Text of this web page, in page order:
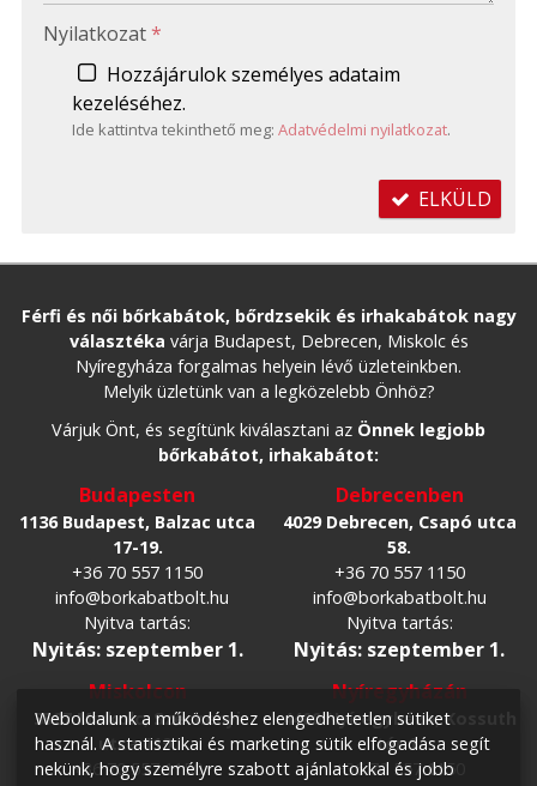
Nyilatkozat*
Hozzájárulok személyes adataim
kezeléséhez.
Ide kattintva tekinthető meg: Adatvédelmi nyilatkozat.
ELKÜLD
Férfi és női bőrkabátok, bőrdzsekik és irhakabátok nagy
választéka várja Budapest, Debrecen, Miskolc és
Nyíregyháza forgalmas helyein lévő üzleteinkben.
Melyik üzletünk van a legközelebb Önhöz?
Várjuk Önt, és segítünk kiválasztani az Önnek legjobb
bőrkabátot, irhakabátot:
Budapesten
1136 Budapest, Balzac utca
17-19.
+36 70 557 1150
info@borkabatbolt.hu
Nyitva tartás:
Nyitás: szeptember 1.
Debrecenben
4029 Debrecen, Csapó utca
58.
+36 70 557 1150
info@borkabatbolt.hu
Nyitva tartás:
Nyitás: szeptember 1.
Miskolcon
3527 Miskolc, Széchenyi
utca 119.
+36 70 557 1150
Nyíregyházán
4400 Nyíregyháza, Kossuth
tér 1.
+36 70 557 1150
Weboldalunk a működéshez elengedhetetlen sütiket
használ. A statisztikai és marketing sütik elfogadása segít
nekünk, hogy személyre szabott ajánlatokkal és jobb